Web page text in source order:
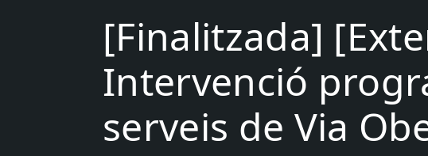
[Finalitzada]
Intervenció
serveis de Via